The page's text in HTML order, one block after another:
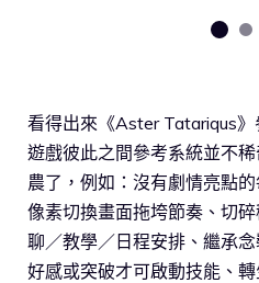
看得出來《Aster Tatariqus
遊戲彼此之間參考系統並不
農了，例如：沒有劇情亮點
像素切換畫面拖垮節奏、切
聊／教學／日程安排、繼承
好感或突破才可啟動技能、